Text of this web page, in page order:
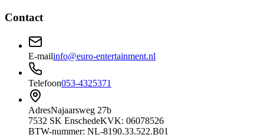
Contact
E-mailinfo@euro-entertainment.nl
Telefoon053-4325371
AdresNajaarsweg 27b
7532 SK EnschedeKVK: 06078526
BTW-nummer: NL-8190.33.522.B01